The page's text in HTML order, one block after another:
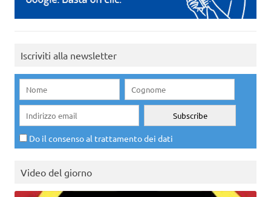
Iscriviti alla newsletter
Do il consenso al trattamento dei dati
Video del giorno